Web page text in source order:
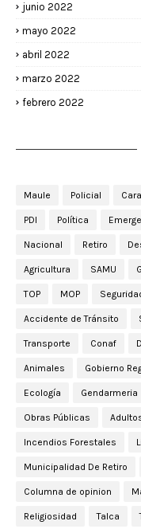
junio 2022
mayo 2022
abril 2022
marzo 2022
febrero 2022
Maule Policial
PDI Política
Nacional Retiro
Agricultura SAMU
TOP MOP
Accidente de Tránsito
Transporte Conaf
Animales Gobierno
Ecología Gendarmeria
Obras Públicas
Incendios Forestales
Municipalidad De Retiro
Columna de opinion
Religiosidad Talca